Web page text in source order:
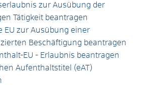
zur Ausübung der
Tätigkeit beantragen
EU zur Ausübung einer
Beschäftigung beantragen
EU - Erlaubnis beantragen
Aufenthaltstitel (eAT)